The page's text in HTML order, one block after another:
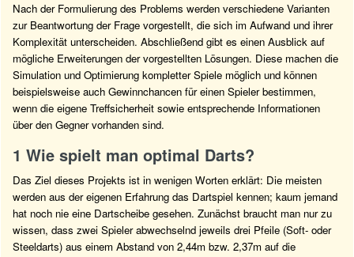
Nach der Formulierung des Problems werden verschiedene Varianten
zur Beantwortung der Frage vorgestellt, die sich im Aufwand und ihrer
Komplexität unterscheiden. Abschließend gibt es einen Ausblick auf
mögliche Erweiterungen der vorgestellten Lösungen. Diese machen die
Simulation und Optimierung kompletter Spiele möglich und können
beispielsweise auch Gewinnchancen für einen Spieler bestimmen,
wenn die eigene Treffsicherheit sowie entsprechende Informationen
über den Gegner vorhanden sind.
1 Wie spielt man optimal Darts?
Das Ziel dieses Projekts ist in wenigen Worten erklärt: Die meisten
werden aus der eigenen Erfahrung das Dartspiel kennen; kaum jemand
hat noch nie eine Dartscheibe gesehen. Zunächst braucht man nur zu
wissen, dass zwei Spieler abwechselnd jeweils drei Pfeile (Soft- oder
Steeldarts) aus einem Abstand von 2,44m bzw. 2,37m auf die